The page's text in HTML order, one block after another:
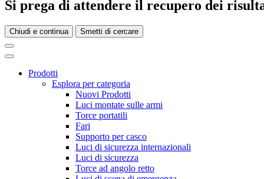
Si prega di attendere il recupero dei
Chiudi e continua Smetti di cercare
Prodotti
Esplora per categoria
Nuovi Prodotti
Luci montate sulle armi
Torce portatili
Fari
Supporto per casco
Luci di sicurezza internazionali
Luci di sicurezza
Torce ad angolo retto